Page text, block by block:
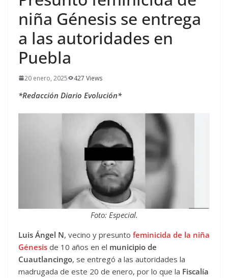
niña Génesis se entrega
a las autoridades en
Puebla
20 enero, 2025 427 Views
*Redacción Diario Evolución*
Foto: Especial.
Luis Ángel N, vecino y presunto feminicida de la niña
Génesis de 10 años en el municipio de
Cuautlancingo, se entregó a las autoridades la
madrugada de este 20 de enero, por lo que la Fiscalía